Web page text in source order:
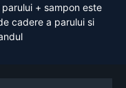
+ sampon este
cadere a parului si